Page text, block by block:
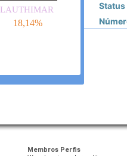
lauthimar
18,14%
Status
Membros Perfis